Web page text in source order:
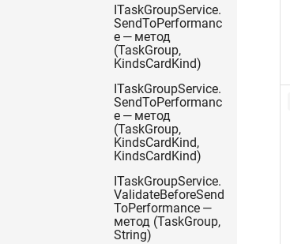
ITaskGroupService.
SendToPerformanc
e — метод
(TaskGroup,
KindsCardKind)
ITaskGroupService.
SendToPerformanc
e — метод
(TaskGroup,
KindsCardKind,
KindsCardKind)
ITaskGroupService.
ValidateBeforeSend
ToPerformance —
метод (TaskGroup,
String)